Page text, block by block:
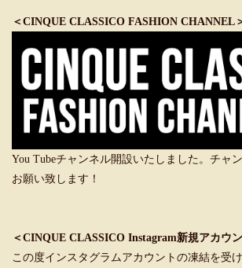
＜CINQUE CLASSICO FASHION CHANNEL
You Tubeチャンネル開設いたしました。チャ
お願い致します！
＜CINQUE CLASSICO Instagram新規アカウ
この度インスタグラムアカウントの凍結を受